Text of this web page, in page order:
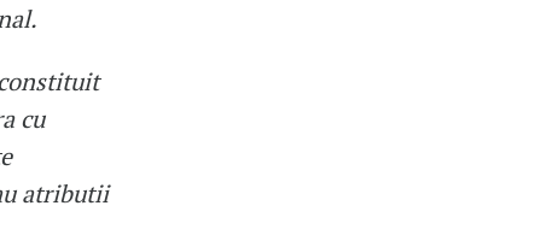
cu
atributii